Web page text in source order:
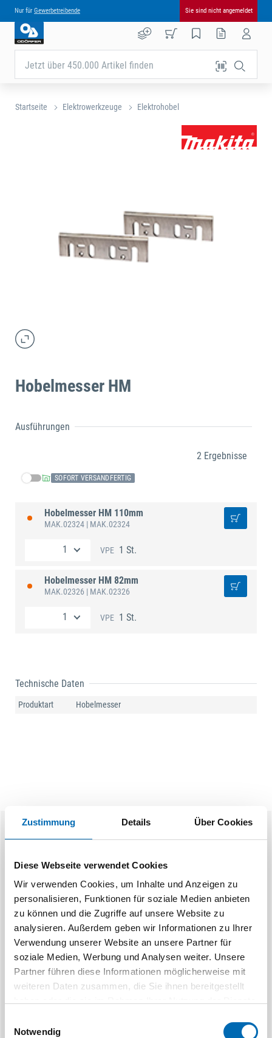
Zustimmung Details Über Cookies
Diese Webseite verwendet Cookies
Wir verwenden Cookies, um Inhalte und Anzeigen zu
personalisieren, Funktionen für soziale Medien anbieten
zu können und die Zugriffe auf unsere Website zu
analysieren. Außerdem geben wir Informationen zu Ihrer
Verwendung unserer Website an unsere Partner für
soziale Medien, Werbung und Analysen weiter. Unsere
Partner führen diese Informationen möglicherweise mit
weiteren Daten zusammen, die Sie ihnen bereitgestellt
Notwendig
Nur für Gewerbetreibende Sie sind nicht angemeldet
Jetzt über 450.000 Artikel finden
Startseite Elektrowerkzeuge Elektrohobel
Hobelmesser HM
Ausführungen
2 Ergebnisse
SOFORT VERSANDFERTIG
Hobelmesser HM 110mm
MAK.02324 | MAK.02324
VPE 1 St.
Hobelmesser HM 82mm
MAK.02326 | MAK.02326
VPE 1 St.
Technische Daten
Produktart Hobelmesser
Ähnliche Produkte
Festool
Spiralmesser HW 65